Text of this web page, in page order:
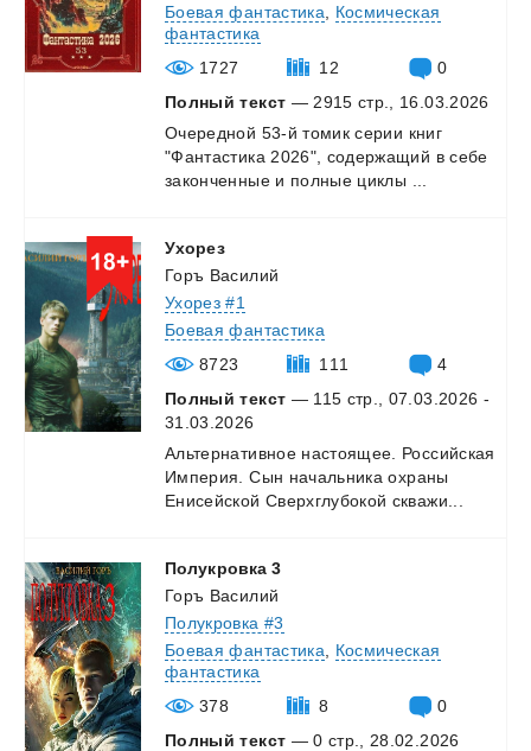
Боевая фантастика
Космическая
фантастика
1727
12
0
Полный текст — 2915 стр., 16.03.2026
Очередной 53-й томик серии книг
"Фантастика 2026", содержащий в себе
законченные и полные циклы
Ухорез
Горъ Василий
Ухорез #1
Боевая фантастика
8723
111
4
Полный текст — 115 стр., 07.03.2026 -
31.03.2026
Альтернативное настоящее.
Российская
Империя.
Сын начальника охраны
Енисейской Сверхглубокой скважи...
Полукровка 3
Горъ Василий
Полукровка #3
Боевая фантастика
Космическая
фантастика
378
8
0
Полный текст — 0 стр., 28.02.2026